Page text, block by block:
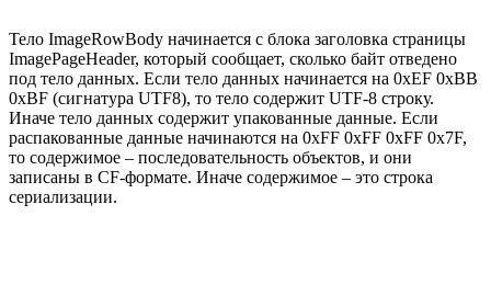
Тело ImageRowBody начинается с блока заголовка страницы
ImagePageHeader, который сообщает, сколько байт отведено
под тело данных. Если тело данных начинается на 0xEF 0xBB
0xBF (сигнатура UTF8), то тело содержит UTF-8 строку.
Иначе тело данных содержит упакованные данные. Если
распакованные данные начинаются на 0xFF 0xFF 0xFF 0x7F,
то содержимое – последовательность объектов, и они
записаны в CF-формате. Иначе содержимое – это строка
сериализации.